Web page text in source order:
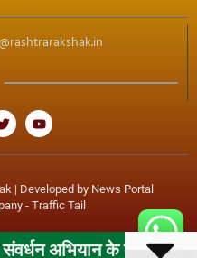
| Developed by News Portal
- Traffic Tail
तहत महापौर के